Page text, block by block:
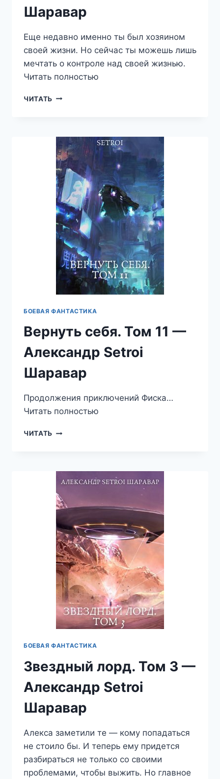
Шаравар
Еще недавно именно ты был хозяином
своей жизни. Но сейчас ты можешь лишь
мечтать о контроле над своей жизнью.
Читать полностью
ЧИТАТЬ ВЕРНУТЬ
SETROI
ШАРАВАР
БОЕВАЯ ФАНТАСТИКА
Вернуть себя. Том 11 —
Александр Setroi
Шаравар
Продолжения приключений Фиска…
Читать полностью
ЧИТАТЬ ВЕРНУТЬ
—
АЛЕКСАНДР
SETROI
ШАРАВАР
БОЕВАЯ ФАНТАСТИКА
Звездный лорд. Том 3 —
Александр Setroi
Шаравар
Алекса заметили те — кому попадаться
не стоило бы. И теперь ему придется
разбираться не только со своими
проблемами, чтобы выжить. Но главное